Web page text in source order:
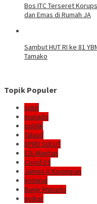
Bos ITC Terseret
dan Emas di Rumah JA
Sambut HUT RI ke 81
Tamako
Topik Populer
sulut
manado
politik
Talaud
DPRD SULUT
E2L-Mantap
Covid-19
James A Kojongian
kriminal
Banjir Manado
golkar